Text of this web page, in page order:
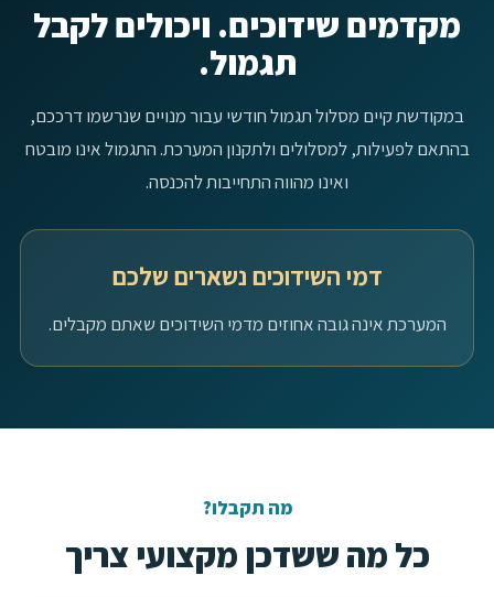
מקדמים שידוכים. ויכולים לקבל
תגמול.
במקודשת קיים מסלול תגמול חודשי עבור מנויים שנרשמו דרככם,
בהתאם לפעילות, למסלולים ולתקנון המערכת. התגמול אינו מובטח
ואינו מהווה התחייבות להכנסה.
דמי השידוכים נשארים שלכם
המערכת אינה גובה אחוזים מדמי השידוכים שאתם מקבלים.
מה תקבלו?
כל מה ששדכן מקצועי צריך